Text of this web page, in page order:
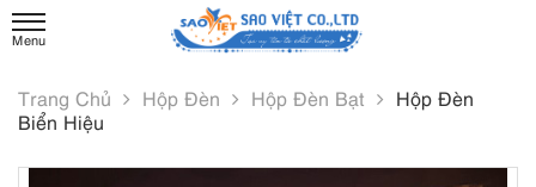
Trang Chủ Hộp Đèn Hộp Đèn Bạt
Hộp Đèn
Biển Hiệu